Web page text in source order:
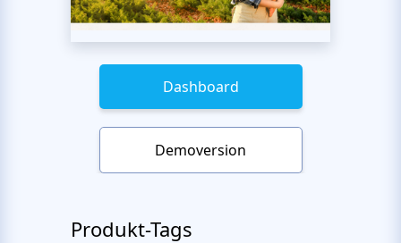
Dashboard
Demoversion
Produkt-Tags